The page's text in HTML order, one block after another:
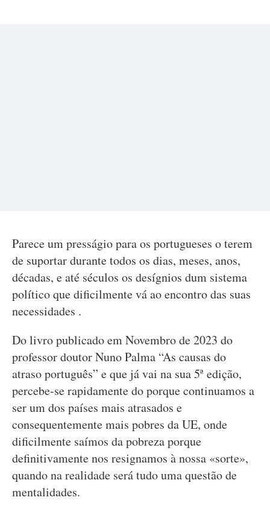
Parece um presságio para os portugueses o terem
de suportar durante todos os dias, meses, anos,
décadas, e até séculos os desígnios dum sistema
político que dificilmente vá ao encontro das suas
necessidades .
Do livro publicado em Novembro de 2023 do
professor doutor Nuno Palma “As causas do
atraso português” e que já vai na sua 5ª edição,
percebe-se rapidamente do porque continuamos a
ser um dos países mais atrasados e
consequentemente mais pobres da UE, onde
dificilmente saímos da pobreza porque
definitivamente nos resignamos à nossa «sorte»,
quando na realidade será tudo uma questão de
mentalidades.